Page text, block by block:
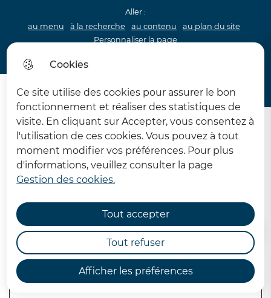
Cookies
Ce site utilise des cookies pour assurer le bon
fonctionnement et réaliser des statistiques de
visite. En cliquant sur Accepter, vous consentez à
l'utilisation de ces cookies. Vous pouvez à tout
moment modifier vos préférences. Pour plus
d'informations, veuillez consulter la page
Gestion des cookies.
Afficher les préférences
Tout accepter
Tout refuser
Aller :
au menu
à la recherche au contenu
au plan du site
Personnaliser la page
62 MDPH Maison départementale des personnes
Menu
L'accueil familial
Sommaire